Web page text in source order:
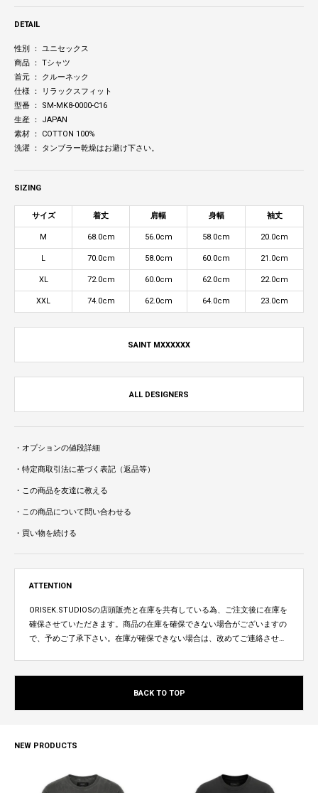
DETAIL
性別 ： ユニセックス
商品 ： Tシャツ
首元 ： クルーネック
仕様 ： リラックスフィット
型番 ： SM-MK8-0000-C16
生産 ： JAPAN
素材 ： COTTON 100%
洗濯 ： タンブラー乾燥はお避け下さい。
SIZING
サイズ 着丈 肩幅 身幅 袖丈
M 68.0cm 56.0cm 58.0cm 20.0cm
L 70.0cm 58.0cm 60.0cm 21.0cm
XL 72.0cm 60.0cm 62.0cm 22.0cm
XXL 74.0cm 62.0cm 64.0cm 23.0cm
SAINT MXXXXXX
ALL DESIGNERS
・オプションの値段詳細
・特定商取引法に基づく表記（返品等）
・この商品を友達に教える
・この商品について問い合わせる
・買い物を続ける
ATTENTION
ORISEK.STUDIOSの店頭販売と在庫を共有している為、ご注文後に在庫を
確保させていただきます。商品の在庫を確保できない場合がございますの
で、予めご了承下さい。在庫が確保できない場合は、改めてご連絡させて
BACK TO TOP
NEW PRODUCTS